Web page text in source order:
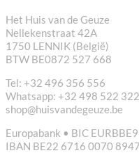
Het Huis van de Geuze
Nellekenstraat 42A
1750 LENNIK (België)
BTW BE0872 527 668
Tel: +32 496 356 556
Whatsapp: +32 498 522 322
shop@huisvandegeuze.be
Europabank • BIC
IBAN BE22 6716 0070 8947